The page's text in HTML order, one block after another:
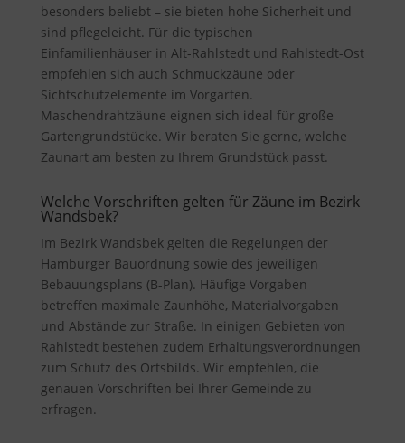
besonders beliebt – sie bieten hohe Sicherheit und
sind pflegeleicht. Für die typischen
Einfamilienhäuser in Alt-Rahlstedt und Rahlstedt-Ost
empfehlen sich auch Schmuckzäune oder
Sichtschutzelemente im Vorgarten.
Maschendrahtzäune eignen sich ideal für große
Gartengrundstücke. Wir beraten Sie gerne, welche
Zaunart am besten zu Ihrem Grundstück passt.
Welche Vorschriften gelten für Zäune im Bezirk
Wandsbek?
Im Bezirk Wandsbek gelten die Regelungen der
Hamburger Bauordnung sowie des jeweiligen
Bebauungsplans (B-Plan). Häufige Vorgaben
betreffen maximale Zaunhöhe, Materialvorgaben
und Abstände zur Straße. In einigen Gebieten von
Rahlstedt bestehen zudem Erhaltungsverordnungen
zum Schutz des Ortsbilds. Wir empfehlen, die
genauen Vorschriften bei Ihrer Gemeinde zu
erfragen.